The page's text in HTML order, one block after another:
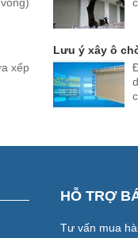
xếp
Lưu ý xây ô
HỖ TRỢ
Tư vấn mua